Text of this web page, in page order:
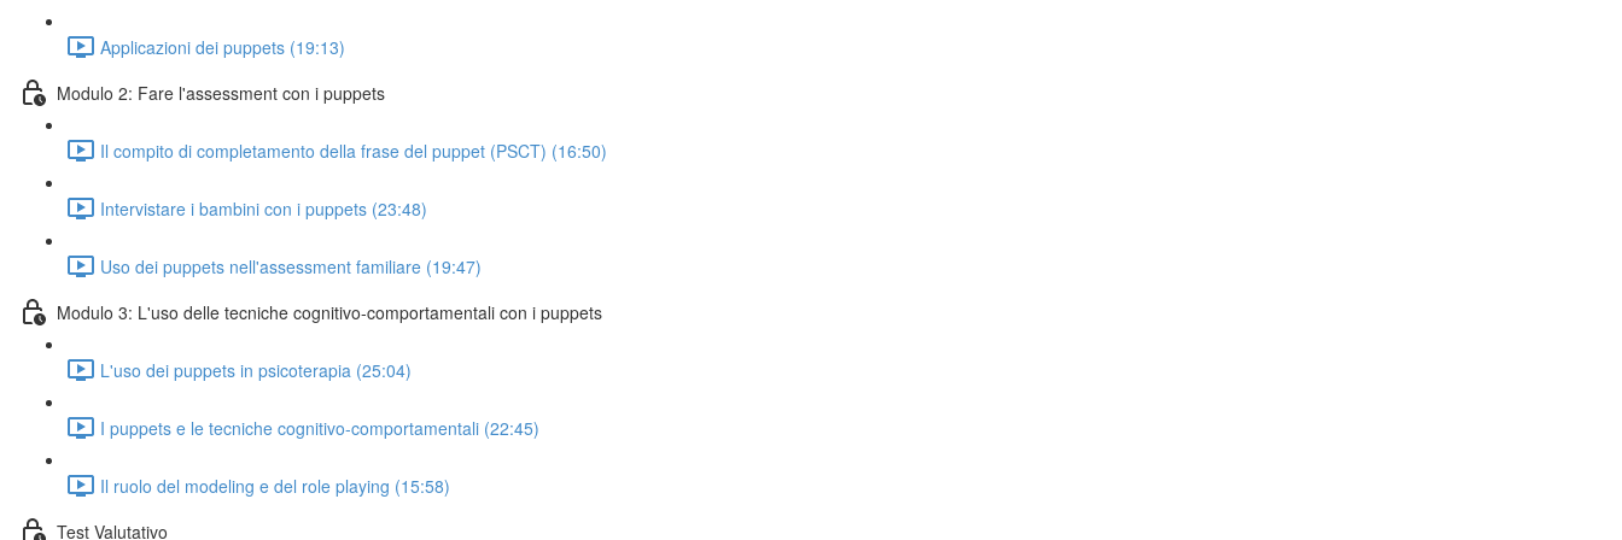
Applicazioni dei puppets (19:13)
Modulo 2: Fare l'assessment con i puppets
Il compito di completamento della frase del puppet (PSCT) (16:50)
Intervistare i bambini con i puppets (23:48)
Uso dei puppets nell'assessment familiare (19:47)
Modulo 3: L'uso delle tecniche cognitivo-comportamentali con i puppets
L'uso dei puppets in psicoterapia (25:04)
I puppets e le tecniche cognitivo-comportamentali (22:45)
Il ruolo del modeling e del role playing (15:58)
Test Valutativo